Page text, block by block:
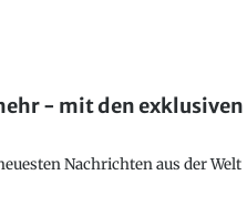
- mit den exklusiven
Nachrichten aus der Welt